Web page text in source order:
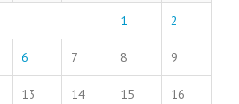
1 2
6 7 8 9
13 14 15 16